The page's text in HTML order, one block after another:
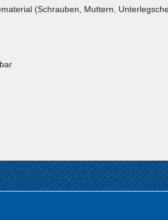
(Schrauben, Muttern,